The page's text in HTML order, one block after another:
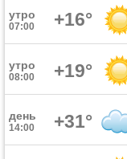
утро
07:00 +16°
утро
08:00 +19°
день
14:00 +31°